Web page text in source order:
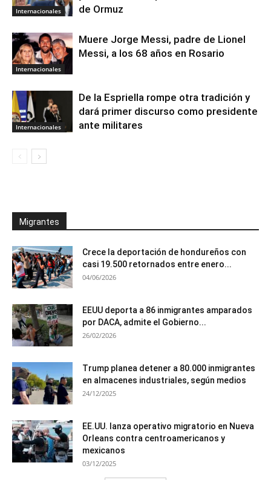
Internacionales
de Ormuz
Internacionales
Muere Jorge Messi, padre de Lionel
Messi, a los 68 años en Rosario
Internacionales
De la Espriella rompe otra tradición y
dará primer discurso como presidente
ante militares
Migrantes
Crece la deportación de hondureños con
casi 19.500 retornados entre enero...
04/06/2026
EEUU deporta a 86 inmigrantes amparados
por DACA, admite el Gobierno...
26/02/2026
Trump planea detener a 80.000 inmigrantes
en almacenes industriales, según medios
24/12/2025
EE.UU. lanza operativo migratorio en Nueva
Orleans contra centroamericanos y
mexicanos
03/12/2025